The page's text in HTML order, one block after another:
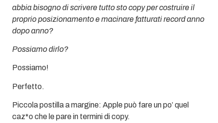
abbia bisogno di scrivere tutto sto copy per costruire il
proprio posizionamento e macinare fatturati record anno
dopo anno?
Possiamo dirlo?
Possiamo!
Perfetto.
Piccola postilla a margine: Apple può fare un po’ quel
caz*o che le pare in termini di copy.